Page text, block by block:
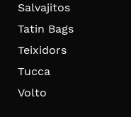
Salvajitos
Tatin Bags
Teixidors
Tucca
Volto